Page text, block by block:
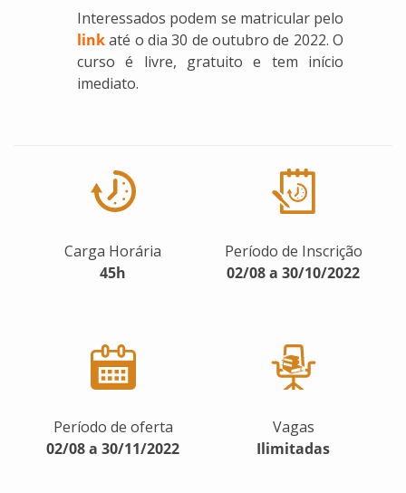
Interessados podem se matricular pelo
linkaté o dia 30 de outubro de 2022. O
curso é livre, gratuito e tem início
imediato.
Carga Horária
45h
Período de Inscrição
02/08 a 30/10/2022
Período de oferta
02/08 a 30/11/2022
Vagas
Ilimitadas